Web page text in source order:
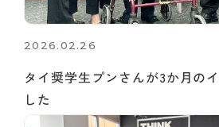
2026.02.26
タイ奨学生プンさんが3か月の
した